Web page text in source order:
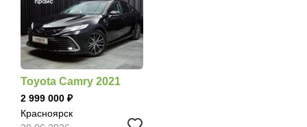
Toyota Camry 2021
2 999 000
Красноярск